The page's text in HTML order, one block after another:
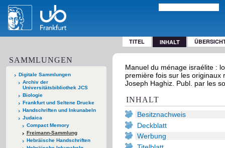
TITEL INHALT
SAMMLUNGEN
Digitale Sammlungen
Archiv der
Universitätsbibliothek JCS
Biologie
Frankfurt und Seltene Drucke
Handschriften und Inkunabeln
Judaica
Compact Memory
Freimann-Sammlung
Hebräische Handschriften
Manuel du ménage israélite :
première fois sur les originaux
Joseph Haghiz. Publ. par les
INHALT
Besitznachweis
Deckblatt
Werbung